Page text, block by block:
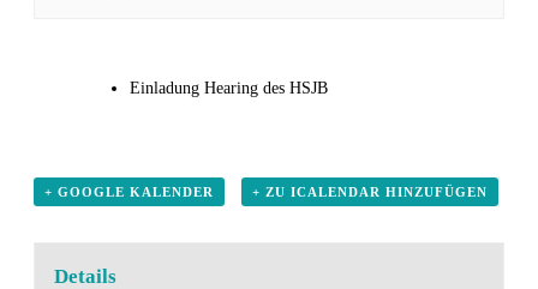
Einladung Hearing des HSJB
+ GOOGLE KALENDER + ZU ICALENDAR HINZUFÜGEN
Details